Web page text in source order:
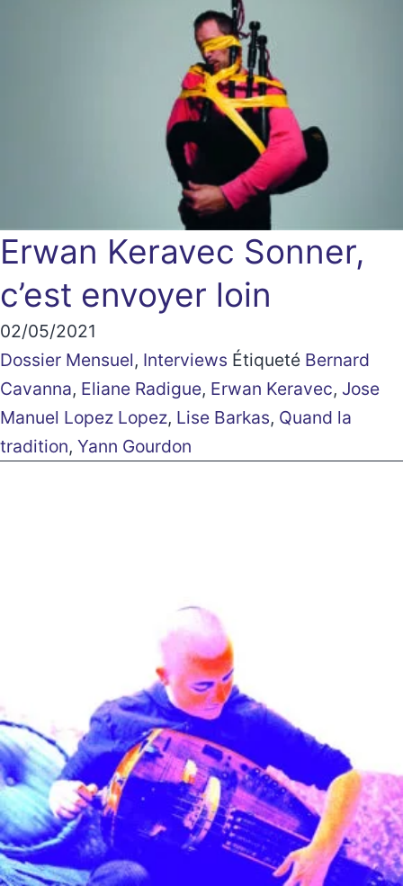
Erwan Keravec Sonner,
c’est envoyer loin
02/05/2021
Dossier Mensuel, Interviews Étiqueté Bernard
Cavanna, Eliane Radigue, Erwan Keravec, Jose
Manuel Lopez Lopez, Lise Barkas, Quand la
tradition, Yann Gourdon